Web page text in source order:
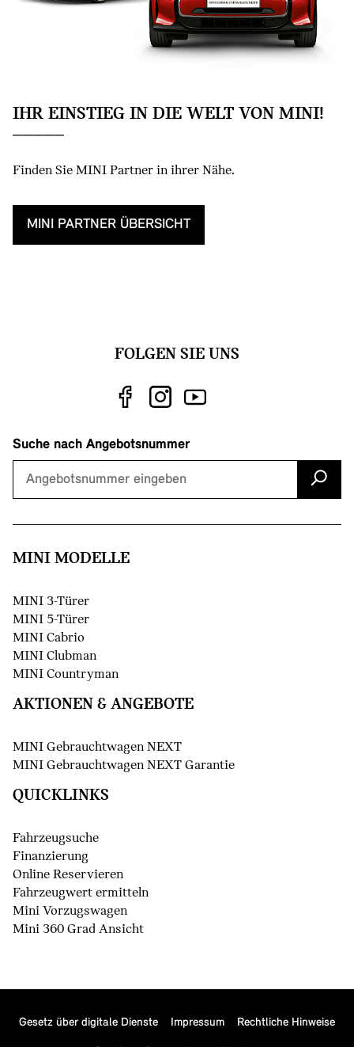
IHR EINSTIEG IN DIE WELT VON MINI!
Finden Sie MINI Partner in ihrer Nähe.
MINI PARTNER ÜBERSICHT
FOLGEN SIE UNS
Suche nach Angebotsnummer
MINI MODELLE
MINI 3-Türer
MINI 5-Türer
MINI Cabrio
MINI Clubman
MINI Countryman
AKTIONEN & ANGEBOTE
MINI Gebrauchtwagen NEXT
MINI Gebrauchtwagen NEXT Garantie
QUICKLINKS
Fahrzeugsuche
Finanzierung
Online Reservieren
Fahrzeugwert ermitteln
Mini Vorzugswagen
Mini 360 Grad Ansicht
Gesetz über digitale Dienste Impressum Rechtliche Hinweise